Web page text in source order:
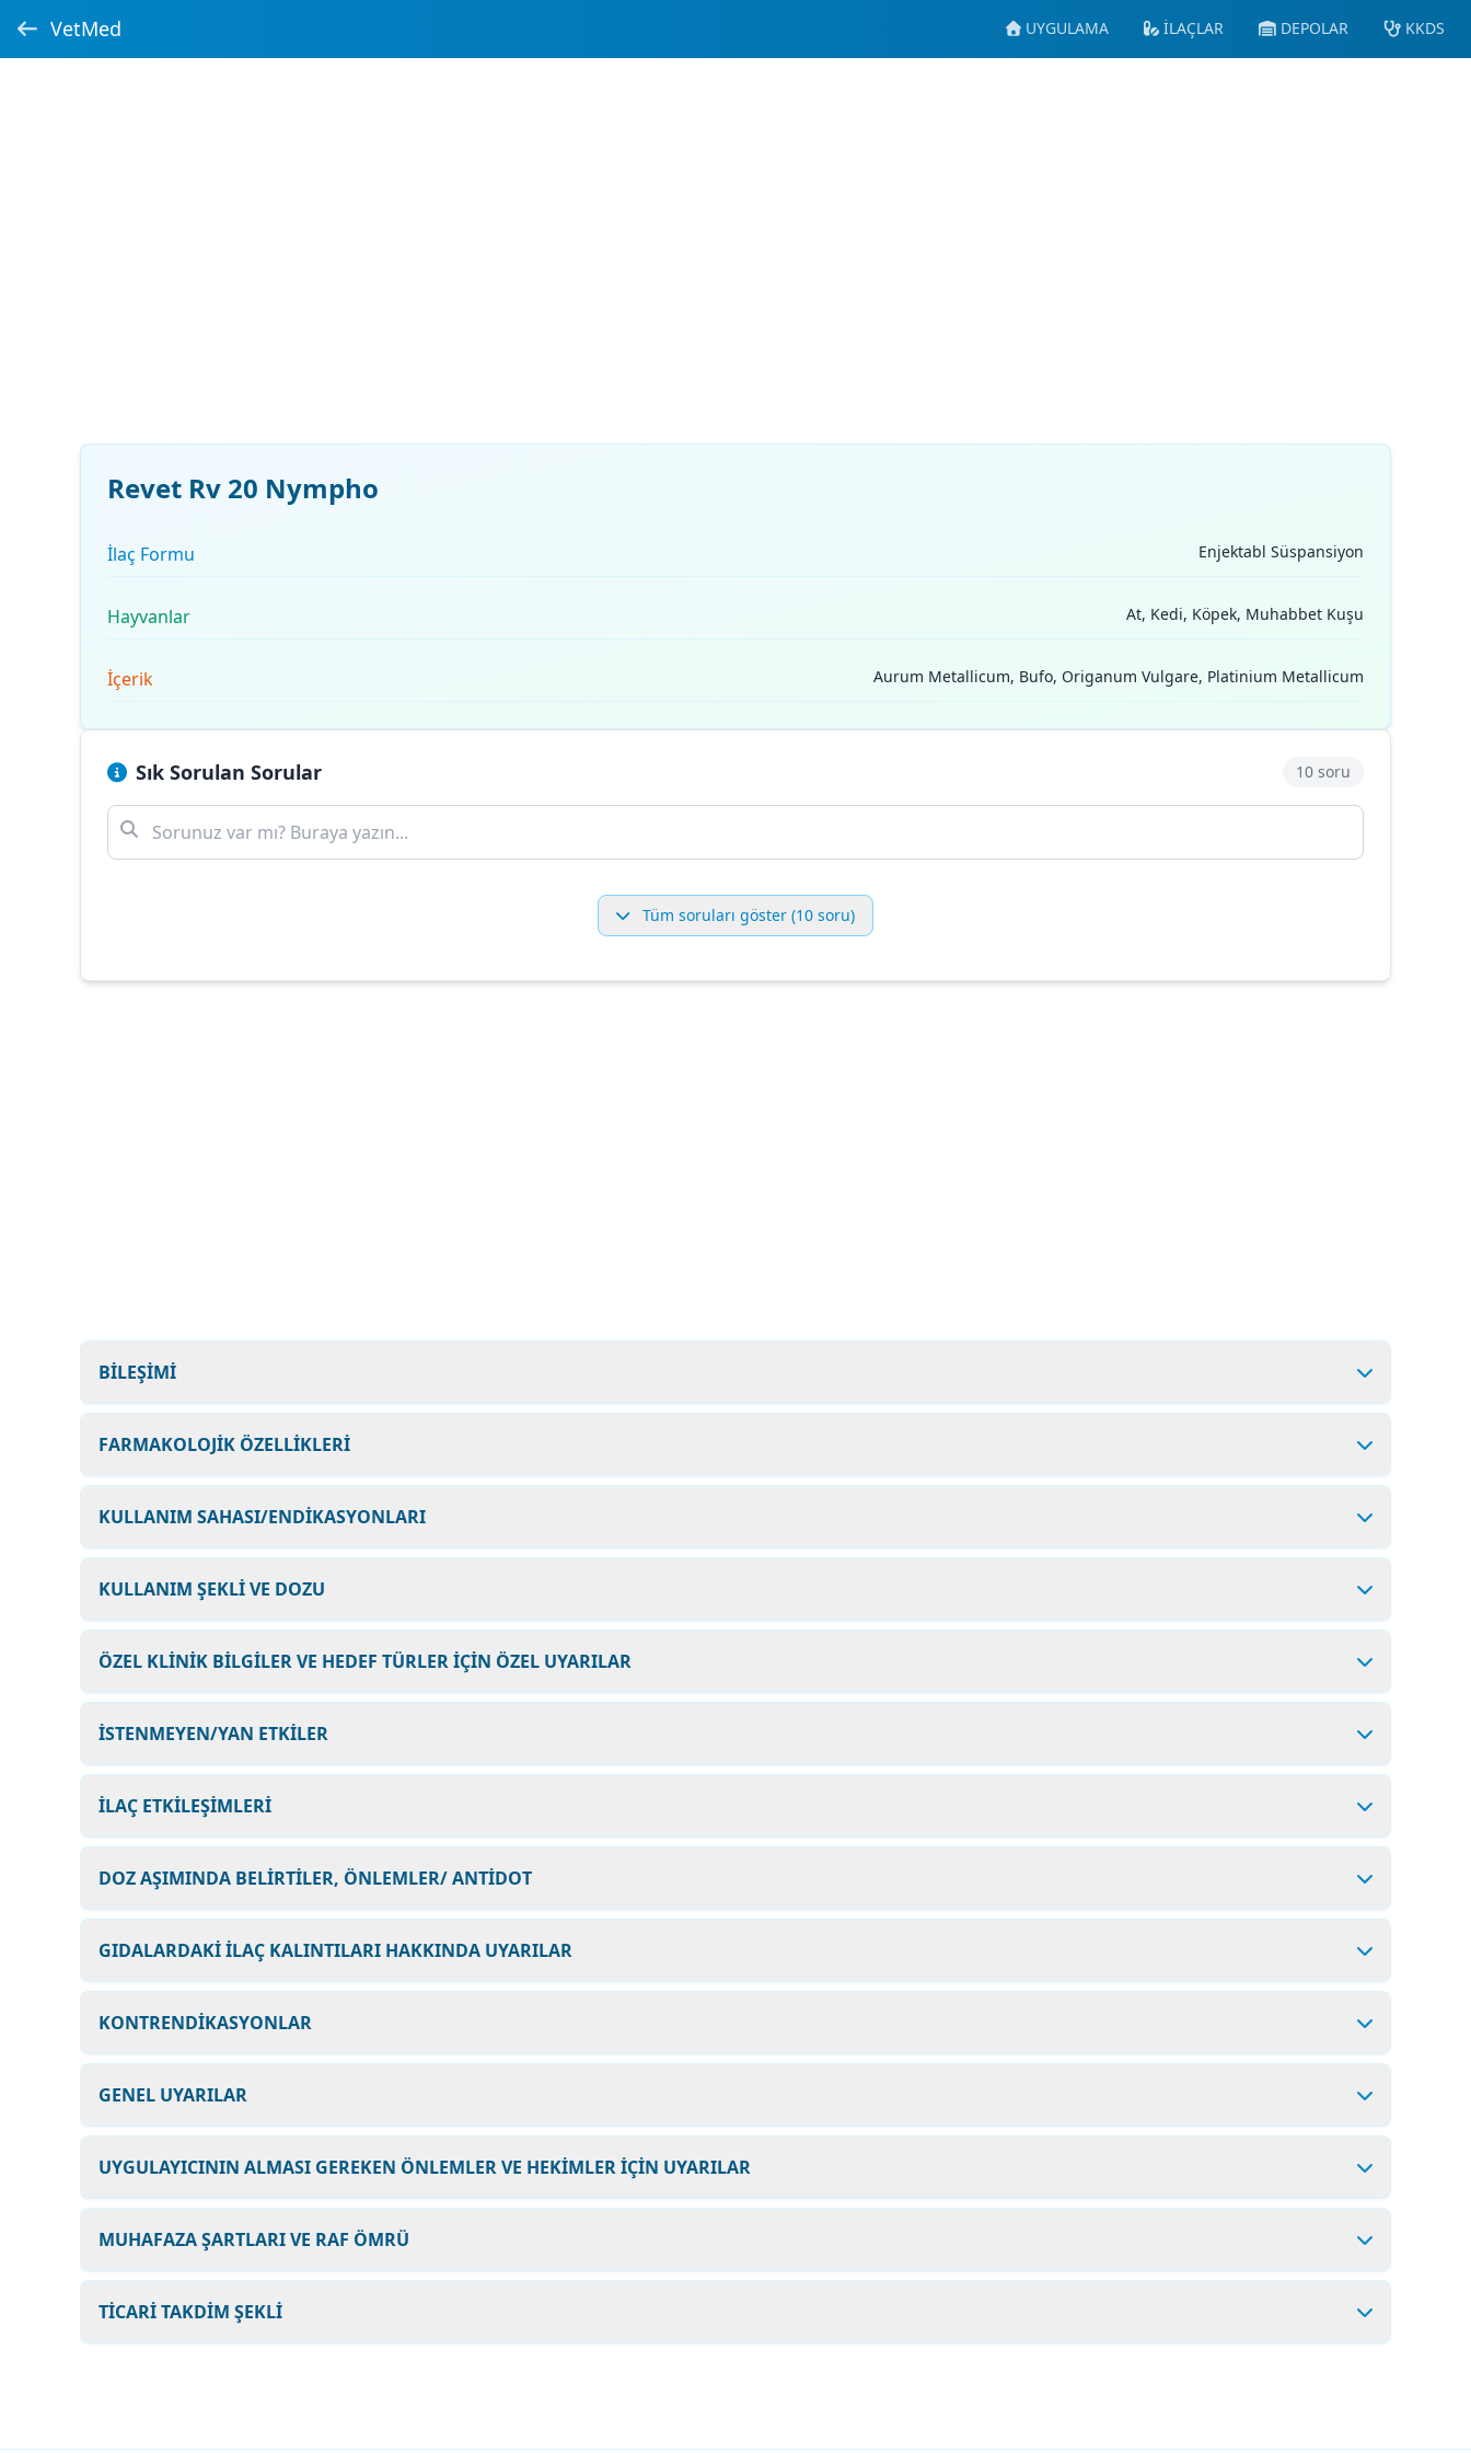
VetMed UYGULAMA İLAÇLAR DEPOLAR KKDS
Revet Rv 20 Nympho
İlaç Formu Enjektabl Süspansiyon
Hayvanlar At, Kedi, Köpek, Muhabbet Kuşu
İçerik Aurum Metallicum, Bufo, Origanum Vulgare, Platinium Metallicum
Sık Sorulan Sorular 10 soru
Tüm soruları göster (10 soru)
BİLEŞİMİ
FARMAKOLOJİK ÖZELLİKLERİ
KULLANIM SAHASI/ENDİKASYONLARI
KULLANIM ŞEKLİ VE DOZU
ÖZEL KLİNİK BİLGİLER VE HEDEF TÜRLER İÇİN ÖZEL UYARILAR
İSTENMEYEN/YAN ETKİLER
İLAÇ ETKİLEŞİMLERİ
DOZ AŞIMINDA BELİRTİLER, ÖNLEMLER/ ANTİDOT
GIDALARDAKİ İLAÇ KALINTILARI HAKKINDA UYARILAR
KONTRENDİKASYONLAR
GENEL UYARILAR
UYGULAYICININ ALMASI GEREKEN ÖNLEMLER VE HEKİMLER İÇİN UYARILAR
MUHAFAZA ŞARTLARI VE RAF ÖMRÜ
TİCARİ TAKDİM ŞEKLİ